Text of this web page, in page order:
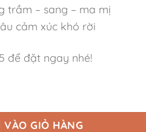
trầm – sang – ma mị
cảm xúc khó rời
để đặt ngay nhé!
VÀO GIỎ HÀNG